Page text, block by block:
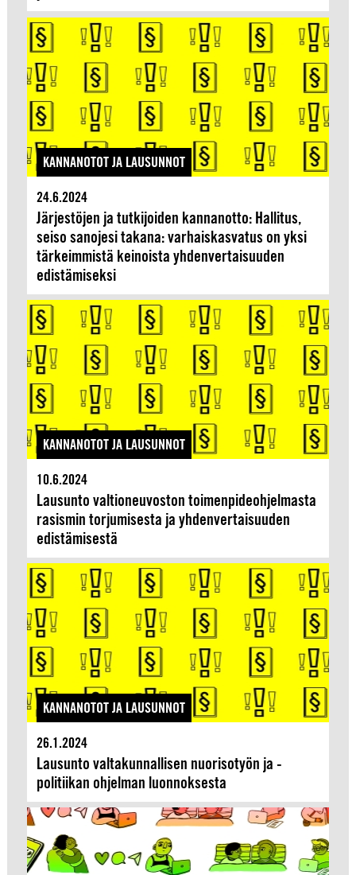
KANNANOTOT JA LAUSUNNOT
24.6.2024
Järjestöjen ja tutkijoiden kannanotto: Hallitus,
seiso sanojesi takana: varhaiskasvatus on yksi
tärkeimmistä keinoista yhdenvertaisuuden
edistämiseksi
KANNANOTOT JA LAUSUNNOT
10.6.2024
Lausunto valtioneuvoston toimenpideohjelmasta
rasismin torjumisesta ja yhdenvertaisuuden
edistämisestä
KANNANOTOT JA LAUSUNNOT
26.1.2024
Lausunto valtakunnallisen nuorisotyön ja -
politiikan ohjelman luonnoksesta